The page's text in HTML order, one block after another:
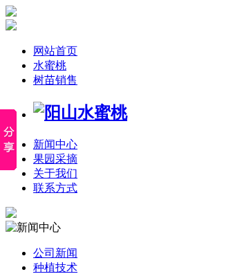
网站首页
水蜜桃
树苗销售
新闻中心
果园采摘
关于我们
联系方式
公司新闻
种植技术